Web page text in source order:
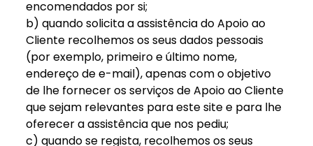
encomendados por si;
b) quando solicita a assistência do Apoio ao
Cliente recolhemos os seus dados pessoais
(por exemplo, primeiro e último nome,
endereço de e-mail), apenas com o objetivo
de lhe fornecer os serviços de Apoio ao Cliente
que sejam relevantes para este site e para lhe
oferecer a assistência que nos pediu;
c) quando se regista, recolhemos os seus